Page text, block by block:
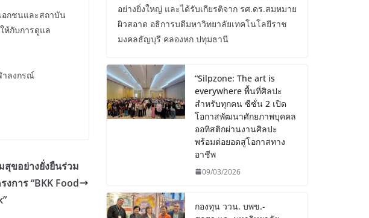
อกชนและสถาบัน
ห้กับการดูแล
าลงกรณ์
สุขอย่างยั่งยืนร่วม
การ “BKK Food
อย่างยิ่งใหญ่ และได้รับเกียรติจาก รศ.ดร.สมหมาย
ผิวสอาด อธิการบดีมหาวิทยาลัยเทคโนโลยีราช
มงคลธัญบุรี คลองหก ปทุมธานี
“Silpzone: The art is
everywhere พื้นที่ศิลปะ
สำหรับทุกคน ซีซั่น 2 เปิด
โอกาสพัฒนาศักยภาพบุคคล
ออทิสติกผ่านงานศิลปะ
พร้อมต่อยอดสู่โอกาสทาง
อาชีพ
09/03/2026
กองทุน ววน. บพข.-